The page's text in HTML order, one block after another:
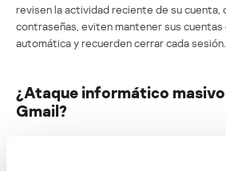
revisen la actividad reciente de su cuenta,
contraseñas, eviten mantener sus
automática y recuerden cerrar cada sesión.
¿Ataque informático masivo
Gmail?
Su dirección de correo electrónico